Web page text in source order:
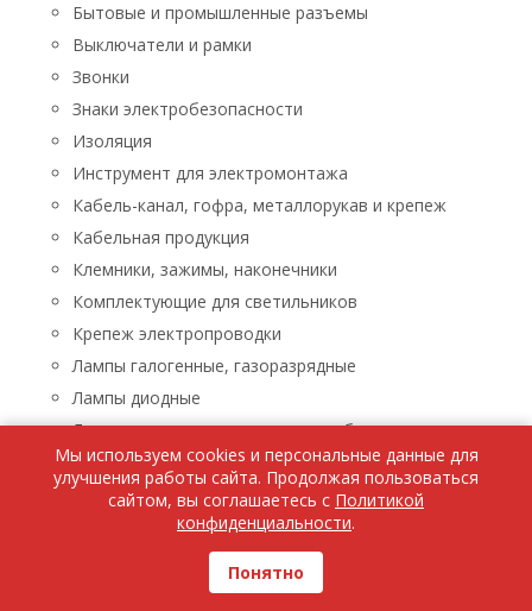
Бытовые и промышленные разъемы
Выключатели и рамки
Звонки
Знаки электробезопасности
Изоляция
Инструмент для электромонтажа
Кабель-канал, гофра, металлорукав и крепеж
Кабельная продукция
Клемники, зажимы, наконечники
Комплектующие для светильников
Крепеж электропроводки
Лампы галогенные, газоразрядные
Лампы диодные
Лампы люминисцентные, энергосберегающие
Лампы накаливания
Лампы паяльные, лупы, паяльники, паяльные пасты
Ленты светодиодные
Люстры, бра, светильники
Бра, светильники
Мы используем cookies и персональные данные для
улучшения работы сайта. Продолжая пользоваться
сайтом, вы соглашаетесь с Политикой
конфиденциальности.
Понятно